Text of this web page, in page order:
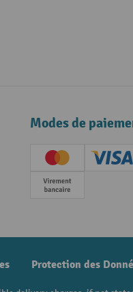
Modes de
Creditcard
Paiement
Protection des